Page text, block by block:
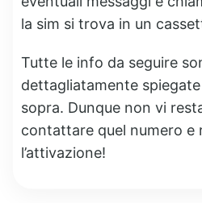
la sim si trova in un
Tutte le info da seguire
dettagliatamente
sopra. Dunque non vi
contattare quel numero e
l’attivazione!